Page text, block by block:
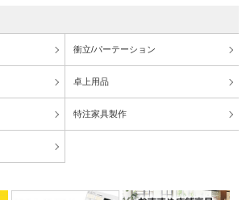
衝立/パーテーション
卓上用品
特注家具製作